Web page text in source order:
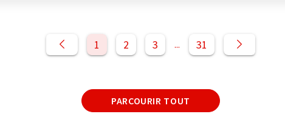
1 2 3 ... 31
PARCOURIR TOUT